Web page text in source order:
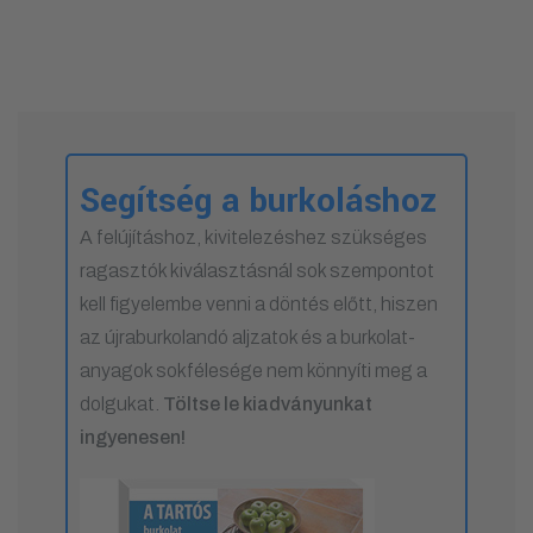
Segítség a burkoláshoz
A felújításhoz, kivitelezéshez szükséges
ragasztók kiválasztásnál sok szempontot
kell figyelembe venni a döntés előtt, hiszen
az újraburkolandó aljzatok és a burkolat-
anyagok sokfélesége nem könnyíti meg a
dolgukat. Töltse le kiadványunkat
ingyenesen!